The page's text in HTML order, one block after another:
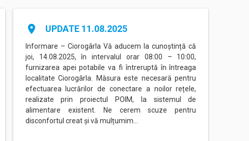
place UPDATE 11.08.2025
Informare – Ciorogârla Vă aducem la cunoștință că
joi, 14.08.2025, în intervalul orar 08:00 – 10:00,
furnizarea apei potabile va fi întreruptă în întreaga
localitate Ciorogârla. Măsura este necesară pentru
efectuarea lucrărilor de conectare a noilor rețele,
realizate prin proiectul POIM, la sistemul de
alimentare existent. Ne cerem scuze pentru
disconfortul creat și vă mulțumim…